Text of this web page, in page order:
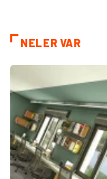
NELER VAR